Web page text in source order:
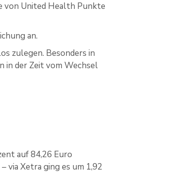
von United Health Punkte
an.
zulegen. Besonders in
in der Zeit vom Wechsel
auf 84,26 Euro
via Xetra ging es um 1,92